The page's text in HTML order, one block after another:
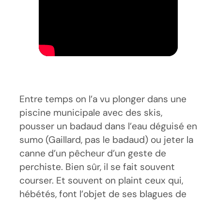
Entre temps on l’a vu plonger dans une
piscine municipale avec des skis,
pousser un badaud dans l’eau déguisé en
sumo (Gaillard, pas le badaud) ou jeter la
canne d’un pêcheur d’un geste de
perchiste. Bien sûr, il se fait souvent
courser. Et souvent on plaint ceux qui,
hébétés, font l’objet de ses blagues de